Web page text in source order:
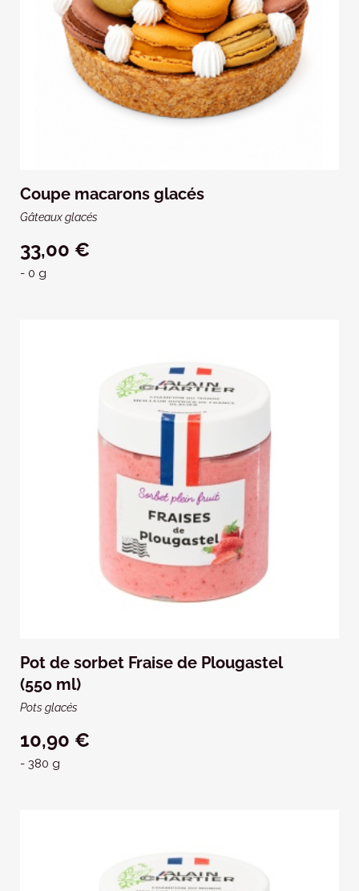
Coupe macarons glacés
Gâteaux glacés
33,00 €
- 0 g
Pot de sorbet Fraise de Plougastel
(550 ml)
Pots glacés
10,90 €
- 380 g